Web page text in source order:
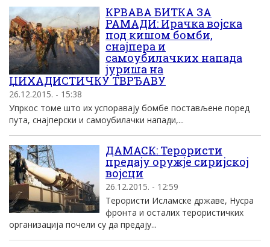
КРВАВА БИТКА ЗА
РАМАДИ: Ирачка војска
под кишом бомби,
снајпера и
самоубилачких напада
јуриша на
ЏИХАДИСТИЧКУ ТВРЂАВУ
26.12.2015. - 15:38
Упркос томе што их успоравају бомбе постављене поред
пута, снајперски и самоубилачки напади,...
ДАМАСК: Терористи
предају оружје сиријској
војсци
26.12.2015. - 12:59
Терористи Исламске државе, Нусра
фронта и осталих терористичких
организација почели су да предају...